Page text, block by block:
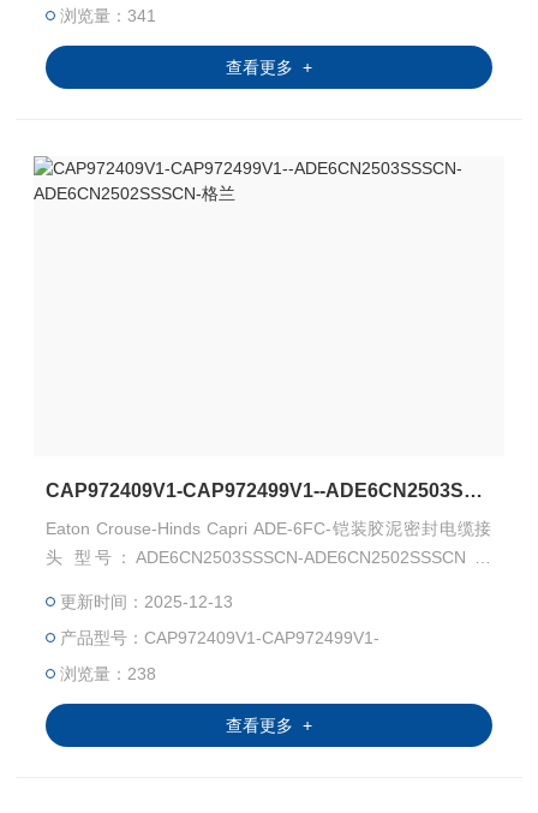
浏览量：341
查看更多 +
CAP972409V1-CAP972499V1--ADE6CN2503SSSCN-ADE6CN2502SSSCN-格兰
Eaton Crouse-Hinds Capri ADE-6FC-铠装胶泥密封电缆接
头 型号：ADE6CN2503SSSCN-ADE6CN2502SSSCN 料
装电缆，并包含复合屏障 Capri ADE-6FC 适用于 IEC IIC 气
体组和 NEC I 类 1 区安装。
更新时间：2025-12-13
产品型号：CAP972409V1-CAP972499V1-
浏览量：238
查看更多 +